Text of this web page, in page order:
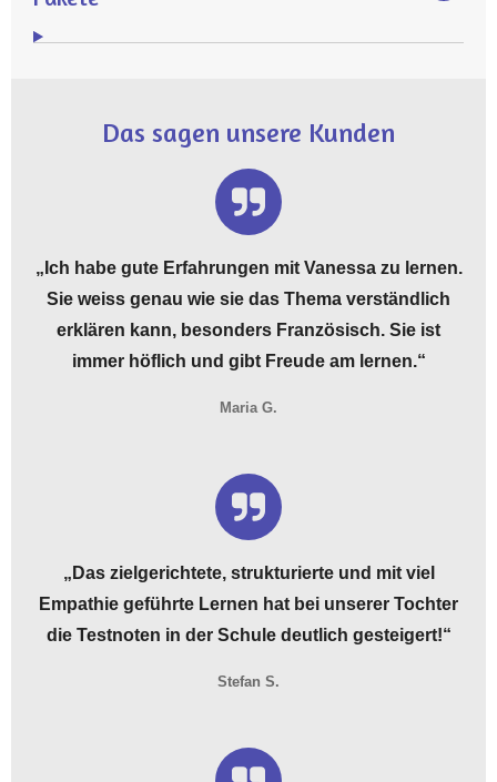
Das sagen unsere Kunden
„Ich habe gute Erfahrungen mit Vanessa zu lernen.
Sie weiss genau wie sie das Thema verständlich
erklären kann, besonders Französisch. Sie ist
immer höflich und gibt Freude am lernen.“
Maria G.
„Das zielgerichtete, strukturierte und mit viel
Empathie geführte Lernen hat bei unserer Tochter
die Testnoten in der Schule deutlich gesteigert!“
Stefan S.